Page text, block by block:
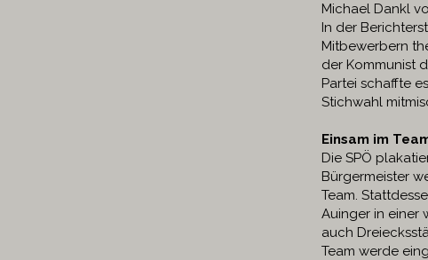
Michael Dankl
In der
Mitbewerbern
der Kommunist
Partei schaffte
Stichwahl
Einsam im
Die SPÖ
Bürgermeister
Team.
Auinger in einer
auch
Team werde